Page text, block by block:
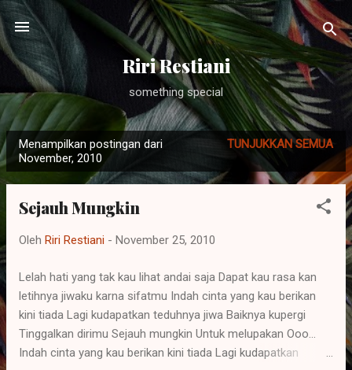
Langsung ke konten utama
Riri Restiani
something special
o
Menampilkan postingan dari
November, 2010
TUNJUKKAN SEMUA
Sejauh Mungkin
Oleh Riri Restiani - November 25, 2010
Lelah hati yang tak kau lihat andai saja Dapat kau rasa kan
letihnya jiwaku karna sifatmu Indah cinta yang kau berikan
kini tiada Lagi kudapatkan teduhnya jiwa Baiknya kupergi
Tinggalkan dirimu Sejauh mungkin Untuk melupakan Ooo...
Indah cinta yang kau berikan kini tiada Lagi kudapatkan